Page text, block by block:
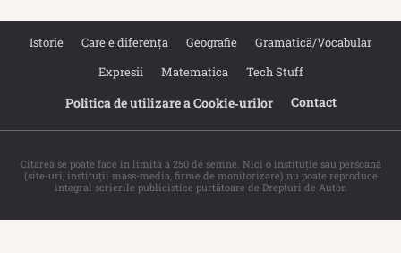
Istorie Care e diferența Geografie
Gramatică/Vocabular
Expresii
Matematica Tech Stuff
Politica de utilizare a Cookie‐urilor Contact
Citarea se poate face în limita a 250 de semne. Nici o instituţie sau persoană
(site-uri, instituţii mass-media, firme de monitorizare) nu poate reproduce
integral scrierile publicistice purtătoare de Drepturi de Autor.